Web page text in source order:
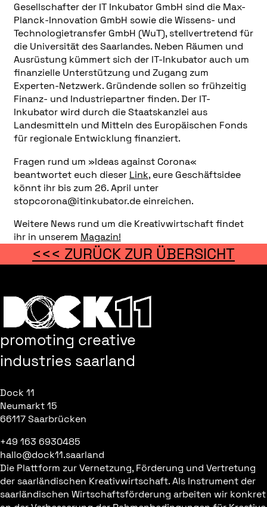
Gesellschafter der IT Inkubator GmbH sind die Max-
Planck-Innovation GmbH sowie die Wissens- und
Technologietransfer GmbH (WuT), stellvertretend für
die Universität des Saarlandes. Neben Räumen und
Ausrüstung kümmert sich der IT-Inkubator auch um
finanzielle Unterstützung und Zugang zum
Experten-Netzwerk. Gründende sollen so frühzeitig
Finanz- und Industriepartner finden. Der IT-
Inkubator wird durch die Staatskanzlei aus
Landesmitteln und Mitteln des Europäischen Fonds
für regionale Entwicklung finanziert.
Fragen rund um »Ideas against Corona«
beantwortet euch dieser Link, eure Geschäftsidee
könnt ihr bis zum 26. April unter
stopcorona@itinkubator.de einreichen.
Weitere News rund um die Kreativwirtschaft findet
ihr in unserem Magazin!
<<< ZURÜCK ZUR ÜBERSICHT
promoting creative
industries saarland
Dock 11
Neumarkt 15
66117 Saarbrücken
+49 163 6930485
hallo@dock11.saarland
Die Plattform zur Vernetzung, Förderung und Vertretung
der saarländischen Kreativwirtschaft. Als Instrument der
saarländischen Wirtschaftsförderung arbeiten wir konkret